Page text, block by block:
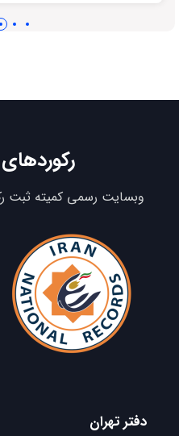
وبسایت رسمی کمیته ثبت
دفتر تهران